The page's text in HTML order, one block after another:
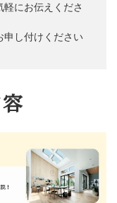
にお伝えくださ
し付けください